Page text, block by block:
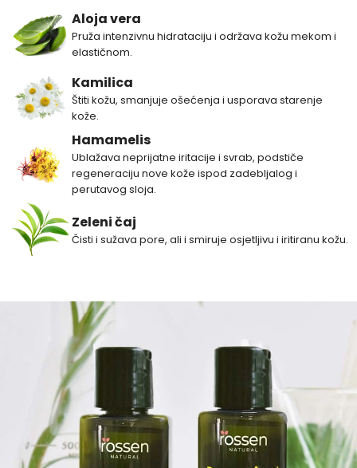
Aloja vera
Pruža intenzivnu hidrataciju i održava kožu mekom i
elastičnom.
Kamilica
Štiti kožu, smanjuje ošećenja i usporava starenje
kože.
Hamamelis
Ublažava neprijatne iritacije i svrab, podstiče
regeneraciju nove kože ispod zadebljalog i
perutavog sloja.
Zeleni čaj
Čisti i sužava pore, ali i smiruje osjetljivu i iritiranu kožu.